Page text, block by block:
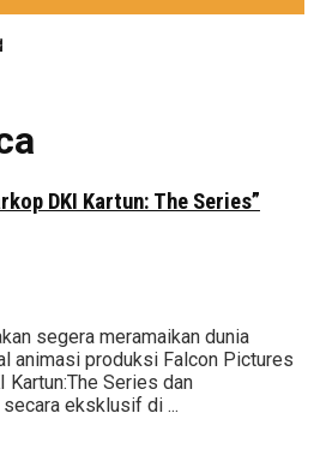
DKI Kartun: The Series”
segera meramaikan dunia
animasi produksi Falcon Pictures
Kartun:The Series dan
eksklusif di ...